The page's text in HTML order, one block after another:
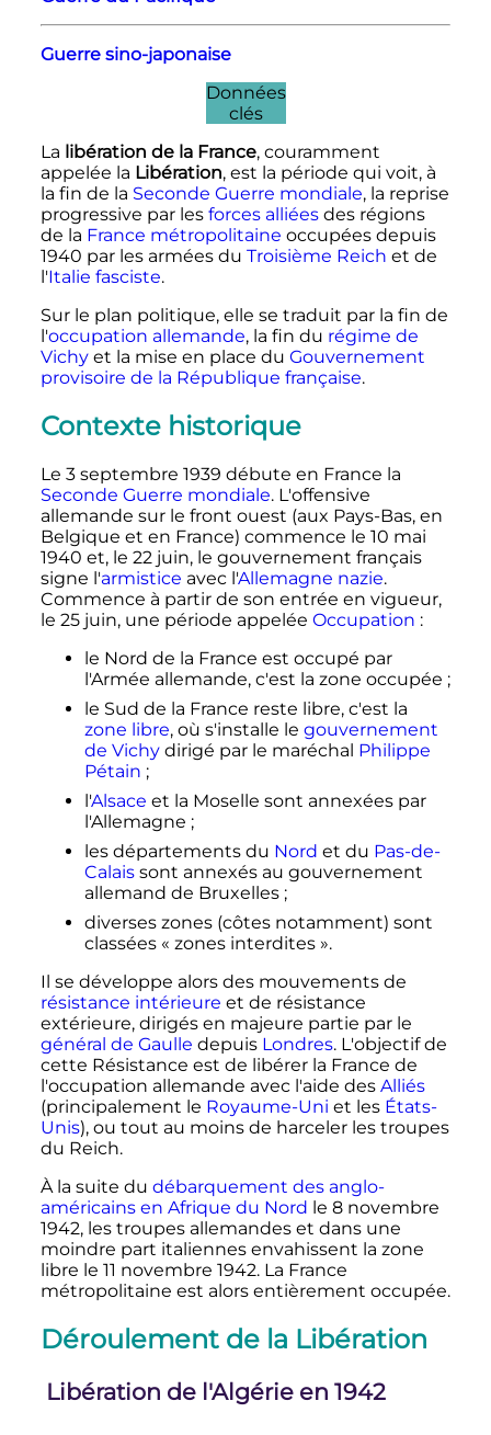
Guerre sino-japonaise
Données
clés
La libération de la France, couramment
appelée la Libération, est la période qui voit, à
la fin de la Seconde Guerre mondiale, la reprise
progressive par les forces alliéesdes régions
de la France métropolitaine occupées depuis
1940 par les armées du Troisième Reich et de
l'Italie fasciste.
Sur le plan politique, elle se traduit par la fin de
l'occupation allemande, la fin du régime de
Vichyet la mise en place du Gouvernement
provisoire de la République française.
Contexte historique
Le 3 septembre 1939 débute en France la
Seconde Guerre mondiale. L'offensive
allemande sur le front ouest (aux Pays-Bas, en
Belgique et en France) commence le 10 mai
1940 et, le 22 juin, le gouvernement français
signe l'armistice avec l'Allemagne nazie.
Commence à partir de son entrée en vigueur,
le 25 juin, une période appelée Occupation :
le Nord de la France est occupé par
l'Armée allemande, c'est la zone occupée ;
le Sud de la France reste libre, c'est la
zone libre, où s'installe le gouvernement
de Vichydirigé par le maréchal Philippe
Pétain ;
l'Alsace et la Moselle sont annexées par
l'Allemagne ;
les départements du Nord et du Pas-de-
Calaissont annexés au gouvernement
allemand de Bruxelles ;
diverses zones (côtes notamment) sont
classées « zones interdites ».
Il se développe alors des mouvements de
résistance intérieure et de résistance
extérieure, dirigés en majeure partie par le
général de Gaulle depuis Londres. L'objectif de
cette Résistance est de libérer la France de
l'occupation allemande avec l'aide des Alliés
(principalement le Royaume-Uni et les États-
Unis), ou tout au moins de harceler les troupes
du Reich.
À la suite du débarquement des anglo-
américains en Afrique du Nord le 8 novembre
1942, les troupes allemandes et dans une
moindre part italiennes envahissent la zone
libre le 11 novembre 1942. La France
métropolitaine est alors entièrement occupée.
Déroulement de la Libération
Libération de l'Algérie en 1942